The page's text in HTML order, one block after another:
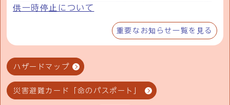
供一時停止について
重要なお知らせ一覧を見る
ハザードマップ
災害避難カード「命のパスポート」